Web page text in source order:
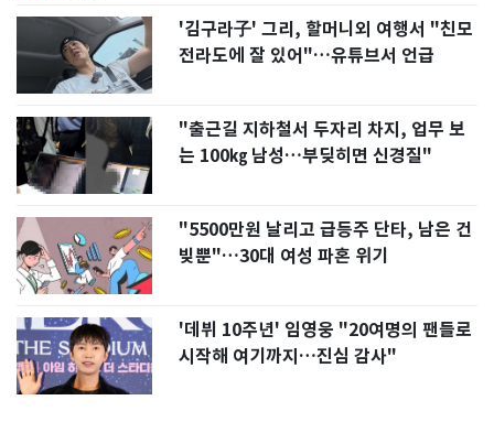
'김구라子' 그리, 할머니외 여행서 "친모
전라도에 잘 있어"…유튜브서 언급
"출근길 지하철서 두자리 차지, 업무 보
는 100㎏ 남성…부딪히면 신경질"
"5500만원 날리고 급등주 단타, 남은 건
빚뿐"…30대 여성 파혼 위기
'데뷔 10주년' 임영웅 "20여명의 팬들로
시작해 여기까지…진심 감사"